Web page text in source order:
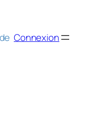
Connexion